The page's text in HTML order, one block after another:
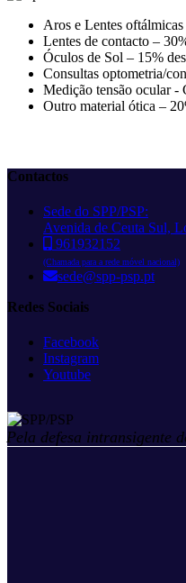
Aros e Lentes
Lentes de contacto –
Óculos de Sol – 15%
Consultas optometria/
Medição tensão ocular -
Outro material ótica –
Contactos
Sede do SPP/PSP:
Avenida de Ceuta Sul,
961932152
(Chamada para a rede móvel nacional)
sede@spp-psp.pt
Redes Sociais
Facebook
Instagram
Youtube
Pela defesa intransigente